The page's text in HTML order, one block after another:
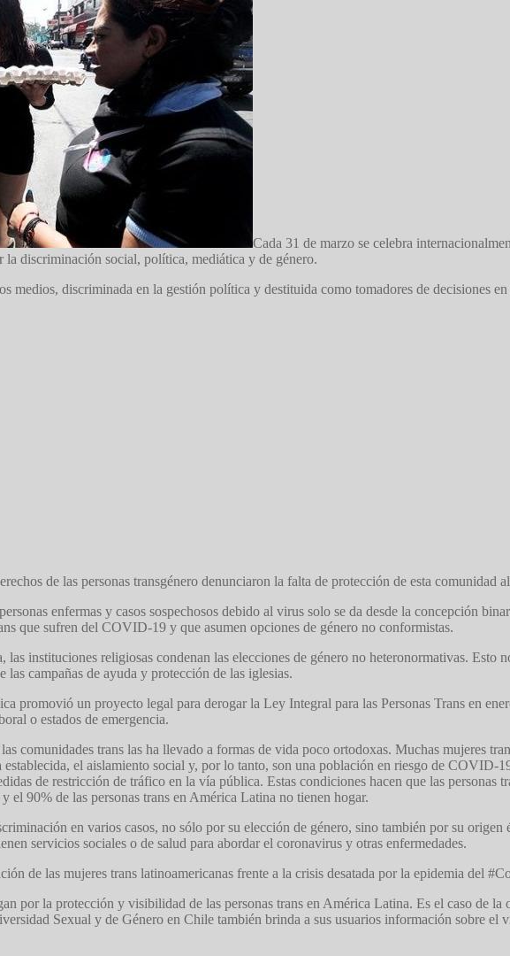
Cada 31 de marzo se celebra
la discriminación social, política, mediática y de género.
medios, discriminada en la gestión política y destituida como tomadores de decisiones
de las personas transgénero denunciaron la falta de protección de esta
enfermas y casos sospechosos debido al virus solo se da desde la concepción
que sufren del COVID-19 y que asumen opciones de género no conformistas.
instituciones religiosas condenan las elecciones de género no heteronormativas. Esto
campañas de ayuda y protección de las iglesias.
promovió un proyecto legal para derogar la Ley Integral para las Personas Trans en
o estados de emergencia.
comunidades trans las ha llevado a formas de vida poco ortodoxas. Muchas mujeres
el aislamiento social y, por lo tanto, son una población en riesgo de COVID-
de restricción de tráfico en la vía pública. Estas condiciones hacen que las personas
el 90% de las personas trans en América Latina no tienen hogar.
en varios casos, no sólo por su elección de género, sino también por su
servicios sociales o de salud para abordar el coronavirus y otras enfermedades.
de las mujeres trans latinoamericanas frente a la crisis desatada por la epidemia del
por la protección y visibilidad de las personas trans en América Latina. Es el caso
Sexual y de Género en Chile también brinda a sus usuarios información sobre el